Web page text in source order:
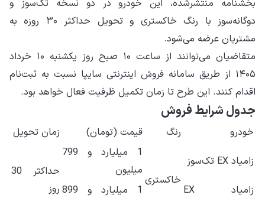
بخشنامه منتشرشده، این خودرو در دو نسخه تک‌سوز و
دوگانه‌سوز با رنگ خاکستری و تحویل حداکثر ۳۰ روزه به
مشتریان عرضه می‌شود.
متقاضیان می‌توانند از ساعت ۱۰ صبح روز یکشنبه ۱۰ خرداد
۱۴۰۵ از طریق سامانه فروش اینترنتی سایپا نسبت به ثبت‌نام
اقدام کنند. این طرح تا زمان تکمیل ظرفیت فعال خواهد بود.
جدول شرایط فروش
خودرو رنگ قیمت (تومان) زمان تحویل
زامیاد EX تک‌سوز
خاکستری
1 میلیارد و 799
میلیون
حداکثر 30
روز
زامیاد EX
1 میلیارد و 899